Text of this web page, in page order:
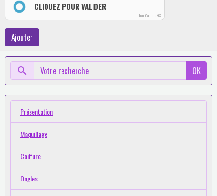
CLIQUEZ POUR VALIDER
IconCaptcha ©
Ajouter
OK
Présentation
Maquillage
Coiffure
Ongles